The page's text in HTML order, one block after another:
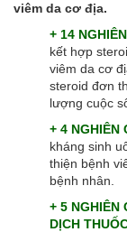
viêm da cơ địa.
+ 14
kết hợp
viêm da cơ
steroid đơn
lượng cuộc
+ 4 NGHIÊN
kháng sinh
thiện bệnh
bệnh nhân.
+ 5 NGHIÊN
DỊCH